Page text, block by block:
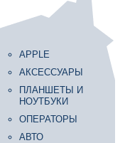
APPLE
АКСЕССУАРЫ
ПЛАНШЕТЫ И
НОУТБУКИ
ОПЕРАТОРЫ
АВТО